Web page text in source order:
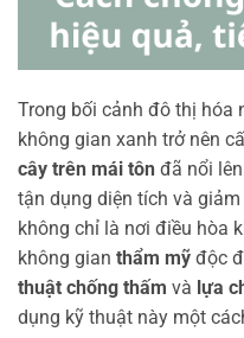
Trong bối cảnh đô thị hóa
không gian xanh trở nên
cây trên mái tôn đã nổi
tận dụng diện tích và
không chỉ là nơi điều hòa
không gian thẩm mỹ độc
thuật chống thấm và lựa
dụng kỹ thuật này một